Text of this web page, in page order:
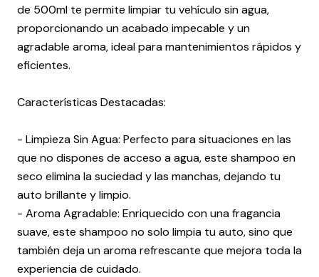
de 500ml te permite limpiar tu vehículo sin agua,
proporcionando un acabado impecable y un
agradable aroma, ideal para mantenimientos rápidos y
eficientes.
Características Destacadas:
- Limpieza Sin Agua: Perfecto para situaciones en las
que no dispones de acceso a agua, este shampoo en
seco elimina la suciedad y las manchas, dejando tu
auto brillante y limpio.
- Aroma Agradable: Enriquecido con una fragancia
suave, este shampoo no solo limpia tu auto, sino que
también deja un aroma refrescante que mejora toda la
experiencia de cuidado.